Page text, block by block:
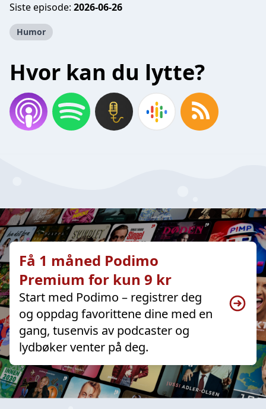
Siste episode: 2026-06-26
Humor
Hvor kan du lytte?
Få 1 måned Podimo
Premium for kun 9 kr
Start med Podimo – registrer deg
og oppdag favorittene dine med en
gang, tusenvis av podcaster og
lydbøker venter på deg.